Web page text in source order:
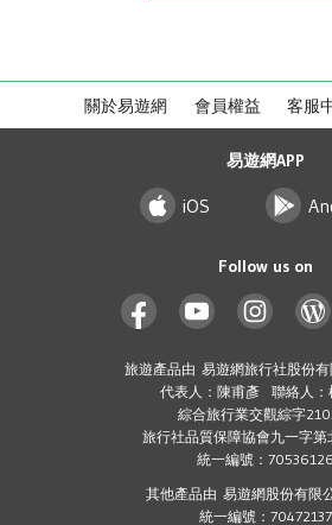
關於易遊網 會員權益 客服
易遊網APP
iOS
Follow us on
旅遊產品由 易遊網旅行社股份
代表人：陳甫彥 聯絡人：
綜合旅行業交觀綜字
旅行社品質保障協會九一字第
統一編號：70536126
其他產品由 易遊網股份有限
統一編號：70472137